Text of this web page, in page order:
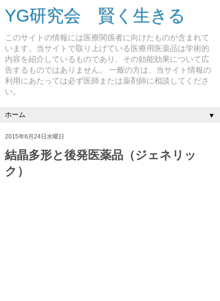
YG研究会 賢く生きる
このサイトの情報には医療関係者に向けたものが含まれて
います。当サイトで取り上げている医療用医薬品は学術的
内容を紹介しているものであり、その効能効果について広
告するものではありません。 一般の方は、当サイト情報の
利用にあたっては必ず医師または薬剤師に相談してくださ
い。
▼
2015年6月24日水曜日
結晶多形と後発医薬品（ジェネリッ
ク）